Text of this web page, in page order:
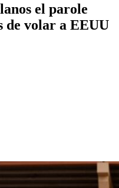
el parole
de volar a EEUU